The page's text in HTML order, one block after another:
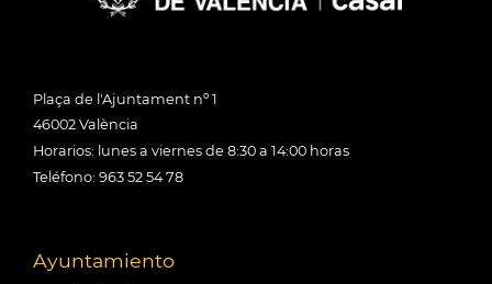
Plaça de l'Ajuntament nº 1
46002 València
Horarios: lunes a viernes de 8:30 a 14:00 horas
Teléfono: 963 52 54 78
Ayuntamiento